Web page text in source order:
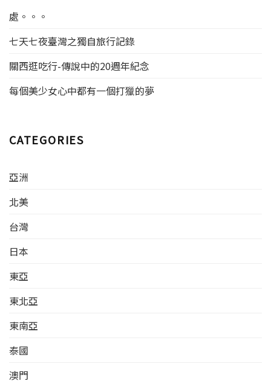
處。。。
七天七夜臺灣之獨自旅行記錄
關西逛吃行-傳說中的20週年紀念
每個美少女心中都有一個打獵的夢
CATEGORIES
亞洲
北美
台灣
日本
東亞
東北亞
東南亞
泰國
澳門